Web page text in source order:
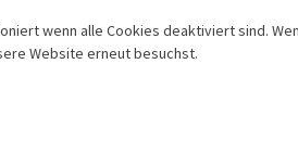
wenn alle Cookies deaktiviert sind.
Website erneut besuchst.